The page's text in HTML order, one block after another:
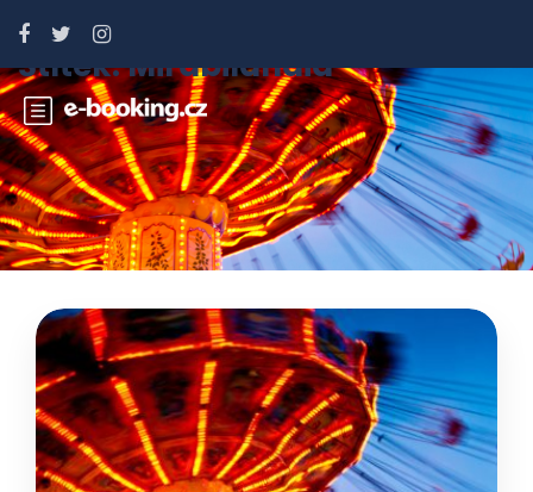
Štítek:Mirabilandia